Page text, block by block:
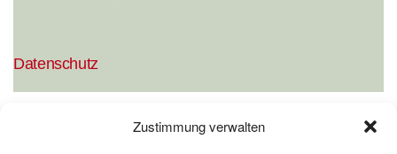
Zustimmung verwalten
Datenschutz